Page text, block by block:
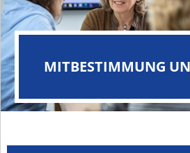
MITBESTIMMUNG